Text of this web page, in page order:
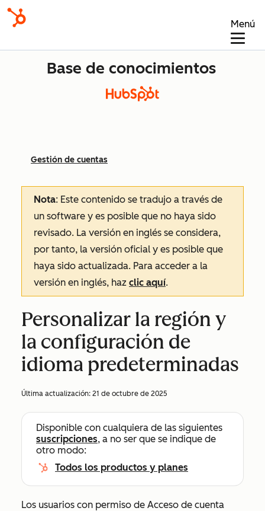
Menú
Base de conocimientos
Gestión de cuentas
Nota: Este contenido se tradujo a través de
un software y es posible que no haya sido
revisado. La versión en inglés se considera,
por tanto, la versión oficial y es posible que
haya sido actualizada. Para acceder a la
versión en inglés, haz clic aquí.
Personalizar la región y
la configuración de
idioma predeterminadas
Última actualización: 21 de octubre de 2025
Disponible con cualquiera de las siguientes
suscripciones, a no ser que se indique de
otro modo:
Todos los productos y planes
Los usuarios con permiso de Acceso de cuenta